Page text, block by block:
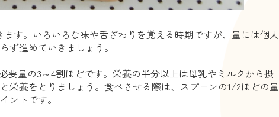
す。いろいろな味や舌ざわりを覚える時期ですが、量には個人
ず進めていきましょう。
要量の3～4割ほどです。栄養の半分以上は母乳やミルクから摂
栄養をとりましょう。食べさせる際は、スプーンの1/2ほどの量
ントです。